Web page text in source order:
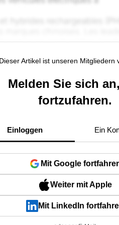
Dieser Artikel ist unseren Mitgliedern
Melden Sie sich
fortzufahren.
Einloggen Ein
Mit Google
Weiter mit Apple
Mit LinkedIn